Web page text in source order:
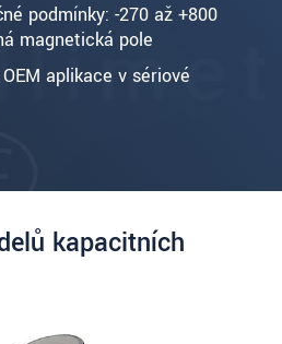
podmínky: -270 až +800
magnetická pole
aplikace v sériové
kapacitních